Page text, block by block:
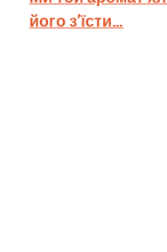
його з’їсти…